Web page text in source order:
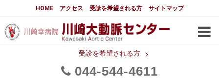
HOME アクセス 受診を希望される方 サイトマップ
受診を希望される方
044 544 4611
大動脈センターについて
はじめに 大動脈センターについて
メディアでの紹介
都道府県別患者マップ 都道府県別紹介病院